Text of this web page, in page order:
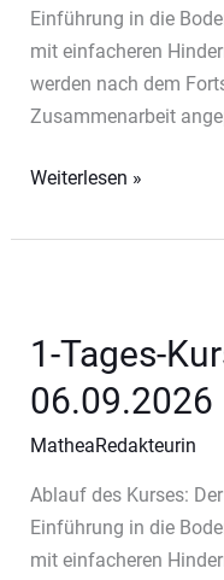
Einführung in die
mit einfacheren
werden nach dem
Zusammenarbeit
1-
Kurs
30.08.2026
Weiterlesen »
1-Tages-
06.09.2026
MatheaRedakteurin
Ablauf des Kurses:
Einführung in die
mit einfacheren